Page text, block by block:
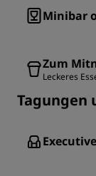
Minibar
Zum
Leckeres
Tagungen